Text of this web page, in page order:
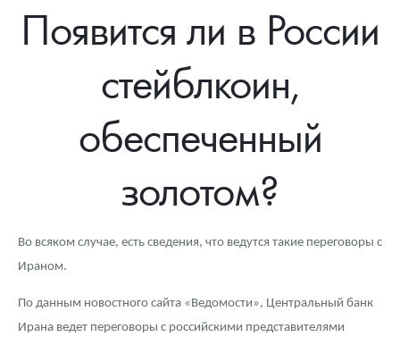
Инвестиционные монеты
Памятные монеты России и СССР
Монеты Царской России
Монеты стран мира после 1950г
Георгий Победоносец
Аксессуары
Гарри Поттер
Как сделать заказ
Памятка для работы с монетами из драгметаллов
Условия возврата
Доставка
Информация
Аналитика и события
Итоги 2025 года. Прогноз курсов золота, серебра, платины на
Скупка слитков
Наши преимущества
Письмо директору
Появится ли в России
стейблкоин,
обеспеченный
золотом?
Во всяком случае, есть сведения, что ведутся такие переговоры с
Ираном.
По данным новостного сайта «Ведомости», Центральный банк
Ирана ведет переговоры с российскими представителями